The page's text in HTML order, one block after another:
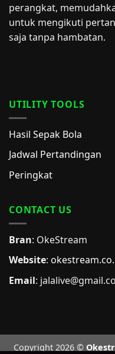
perangkat,
untuk mengikuti
saja tanpa hambatan.
UTILITY TOOLS
Hasil Sepak Bola
Jadwal Pertandingan
Peringkat
CONTACT US
Bran: OkeStream
Website:
Email:
Copyright 2026 ©